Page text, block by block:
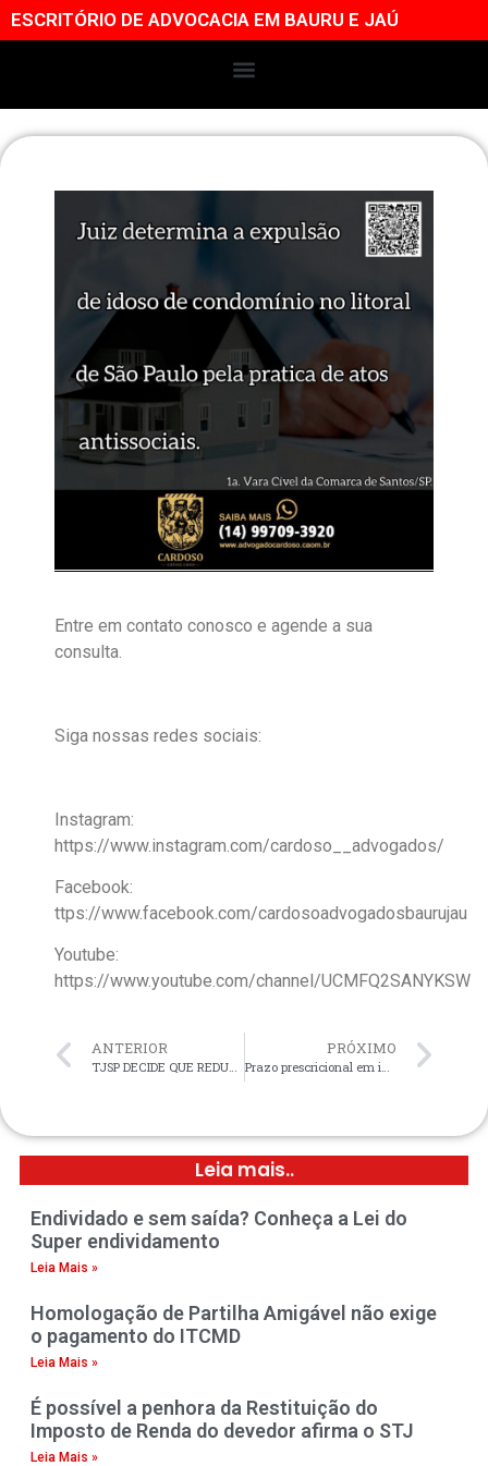
ESCRITÓRIO DE ADVOCACIA EM BAURU E JAÚ
Entre em contato conosco e agende a sua
consulta.
Siga nossas redes sociais:
Instagram:
https://www.instagram.com/cardoso__advogados/
Facebook:
ttps://www.facebook.com/cardosoadvogadosbaurujau
Youtube:
https://www.youtube.com/channel/UCMFQ2SANYKSW
ANTERIOR PRÓXIMO
Leia mais..
Endividado e sem saída? Conheça a Lei do
Super endividamento
Leia Mais »
Homologação de Partilha Amigável não exige
o pagamento do ITCMD
Leia Mais »
É possível a penhora da Restituição do
Imposto de Renda do devedor afirma o STJ
Leia Mais »